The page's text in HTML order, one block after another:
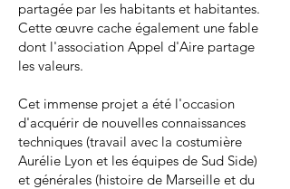
partagée par les habitants et habitantes.
Cette œuvre cache également une fable
dont l'association Appel d'Aire partage
les valeurs.
Cet immense projet a été l'occasion
d'acquérir de nouvelles connaissances
techniques (travail avec la costumière
Aurélie Lyon et les équipes de Sud Side)
et générales (histoire de Marseille et du